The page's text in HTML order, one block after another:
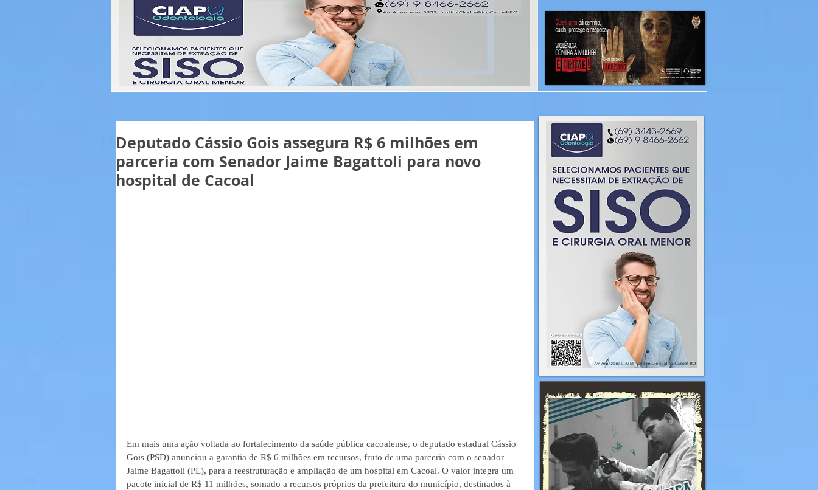
Deputado Cássio Gois assegura R$ 6 milhões em
parceria com Senador Jaime Bagattoli para novo
hospital de Cacoal
Em mais uma ação voltada ao fortalecimento da saúde pública cacoalense, o deputado estadual Cássio
Gois (PSD) anunciou a garantia de R$ 6 milhões em recursos, fruto de uma parceria com o senador
Jaime Bagattoli (PL), para a reestruturação e ampliação de um hospital em Cacoal. O valor integra um
pacote inicial de R$ 11 milhões, somado a recursos próprios da prefeitura do município, destinados à